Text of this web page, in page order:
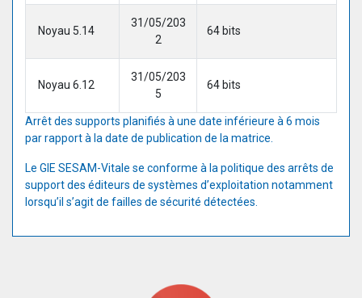
Noyau 5.14
31/05/203
2
64 bits
Noyau 6.12
31/05/203
5
64 bits
Arrêt des supports planifiés à une date inférieure à 6 mois
par rapport à la date de publication de la matrice.
Le GIE SESAM-Vitale se conforme à la politique des arrêts de
support des éditeurs de systèmes d’exploitation notamment
lorsqu’il s’agit de failles de sécurité détectées.